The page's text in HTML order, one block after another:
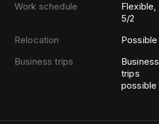
Work schedule
Flexible,
5/2
Relocation
Possible
Business trips
Business
trips
possible